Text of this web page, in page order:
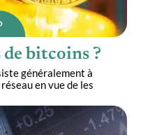
bitcoins ?
généralement à
en vue de les